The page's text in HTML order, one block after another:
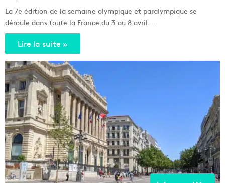
La 7e édition de la semaine olympique et paralympique se
déroule dans toute la France du 3 au 8 avril.…
Lire la suite »